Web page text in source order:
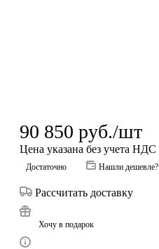
90 850 руб./шт
Цена указана без учета НДС
Достаточно Нашли дешевле?
Рассчитать доставку
Хочу в подарок